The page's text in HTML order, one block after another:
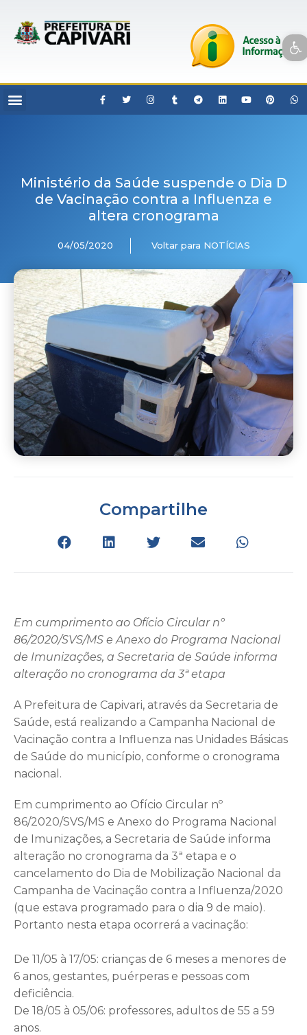
Open toolbar
Ministério da Saúde suspende o Dia D
de Vacinação contra a Influenza e
altera cronograma
04/05/2020 Voltar para NOTÍCIAS
Compartilhe
Em cumprimento ao Ofício Circular nº
86/2020/SVS/MS e Anexo do Programa Nacional
de Imunizações, a Secretaria de Saúde informa
alteração no cronograma da 3ª etapa
A Prefeitura de Capivari, através da Secretaria de
Saúde, está realizando a Campanha Nacional de
Vacinação contra a Influenza nas Unidades Básicas
de Saúde do município, conforme o cronograma
nacional.
Em cumprimento ao Ofício Circular nº
86/2020/SVS/MS e Anexo do Programa Nacional
de Imunizações, a Secretaria de Saúde informa
alteração no cronograma da 3ª etapa e o
cancelamento do Dia de Mobilização Nacional da
Campanha de Vacinação contra a Influenza/2020
(que estava programado para o dia 9 de maio).
Portanto nesta etapa ocorrerá a vacinação:
De 11/05 à 17/05: crianças de 6 meses a menores de
6 anos, gestantes, puérperas e pessoas com
deficiência.
De 18/05 à 05/06: professores, adultos de 55 a 59
anos.